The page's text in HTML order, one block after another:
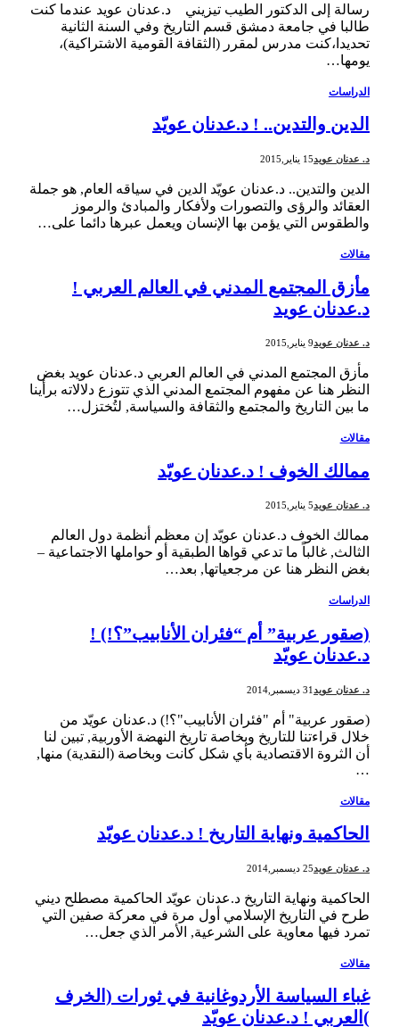
رسالة إلى الدكتور الطيب تيزيني د.عدنان عويد عندما كنت
طالبا في جامعة دمشق قسم التاريخ وفي السنة الثانية
تحديدا،كنت مدرس لمقرر (الثقافة القومية اﻻشتراكية)،
يومها…
الدراسات
الدين والتدين.. ! د.عدنان عويّد
د. عدنان عويد15 يناير,2015
الدين والتدين.. د.عدنان عويّد الدين في سياقه العام, هو جملة
العقائد والرؤى والتصورات ولأفكار والمبادئ والرموز
والطقوس التي يؤمن بها الإنسان ويعمل عبرها دائما على…
مقالات
مأزق المجتمع المدني في العالم العربي !
د.عدنان عويد
د. عدنان عويد9 يناير,2015
مأزق المجتمع المدني في العالم العربي د.عدنان عويد بغض
النظر هنا عن مفهوم المجتمع المدني الذي تتوزع دلالاته برأينا
ما بين التاريخ والمجتمع والثقافة والسياسة, لتُختزل…
مقالات
ممالك الخوف ! د.عدنان عويّد
د. عدنان عويد5 يناير,2015
ممالك الخوف د.عدنان عويّد إن معظم أنظمة دول العالم
الثالث, غالباً ما تدعي قواها الطبقية أو حواملها الاجتماعية –
بغض النظر هنا عن مرجعياتها, بعد…
الدراسات
(صقور عربية” أم “فئران الأنابيب”؟!) !
د.عدنان عويّد
د. عدنان عويد31 ديسمبر,2014
(صقور عربية" أم "فئران الأنابيب"؟!) د.عدنان عويّد من
خلال قراءتنا للتاريخ وبخاصة تاريخ النهضة الأوربية, تبين لنا
أن الثروة الاقتصادية بأي شكل كانت وبخاصة (النقدية) منها,
…
مقالات
الحاكمية ونهاية التاريخ ! د.عدنان عويّد
د. عدنان عويد25 ديسمبر,2014
الحاكمية ونهاية التاريخ د.عدنان عويّد الحاكمية مصطلح ديني
طرح في التاريخ الإسلامي أول مرة في معركة صفين التي
تمرد فيها معاوية على الشرعية, الأمر الذي جعل…
مقالات
غباء السياسة الأردوغانية في ثورات (الخرف
)العربي ! د.عدنان عويّد